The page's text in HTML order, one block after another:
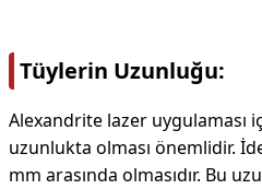
Tüylerin Uzunluğu:
Alexandrite lazer uygulaması
uzunlukta olması önemlidir.
mm arasında olmasıdır. Bu